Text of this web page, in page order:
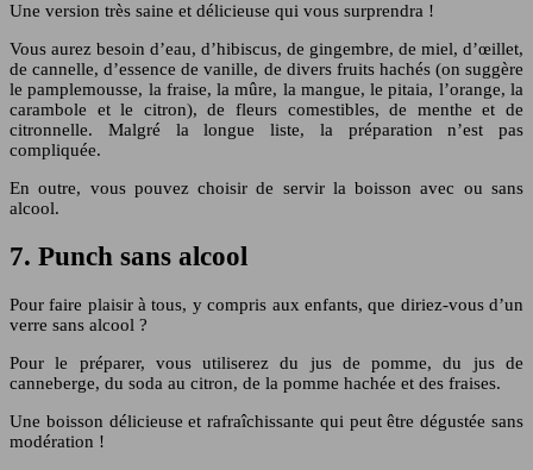
Une version très saine et délicieuse qui vous surprendra !
Vous aurez besoin d’eau, d’hibiscus, de gingembre, de miel, d’œillet,
de cannelle, d’essence de vanille, de divers fruits hachés (on suggère
le pamplemousse, la fraise, la mûre, la mangue, le pitaia, l’orange, la
carambole et le citron), de fleurs comestibles, de menthe et de
citronnelle. Malgré la longue liste, la préparation n’est pas
compliquée.
En outre, vous pouvez choisir de servir la boisson avec ou sans
alcool.
7. Punch sans alcool
Pour faire plaisir à tous, y compris aux enfants, que diriez-vous d’un
verre sans alcool ?
Pour le préparer, vous utiliserez du jus de pomme, du jus de
canneberge, du soda au citron, de la pomme hachée et des fraises.
Une boisson délicieuse et rafraîchissante qui peut être dégustée sans
modération !